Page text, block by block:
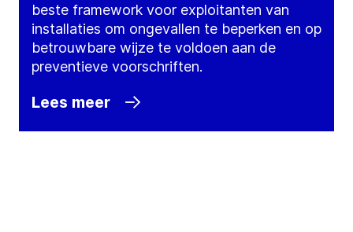
beste framework voor exploitanten van
installaties om ongevallen te beperken en op
betrouwbare wijze te voldoen aan de
preventieve voorschriften.
Lees meer